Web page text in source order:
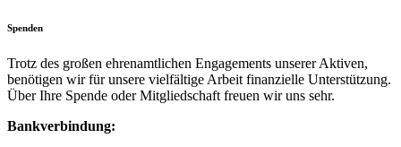
Spenden
Trotz des großen ehrenamtlichen Engagements unserer Aktiven,
benötigen wir für unsere vielfältige Arbeit finanzielle Unterstützung.
Über Ihre Spende oder Mitgliedschaft freuen wir uns sehr.
Bankverbindung: